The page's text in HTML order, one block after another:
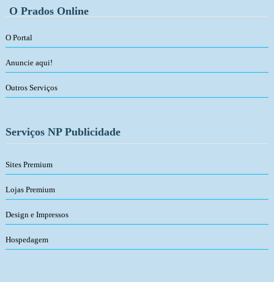
O Prados Online
O Portal
Anuncie aqui!
Outros Serviços
Serviços NP Publicidade
Sites Premium
Lojas Premium
Design e Impressos
Hospedagem